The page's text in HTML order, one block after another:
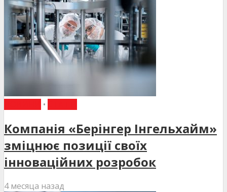
•
Компанія «Берінгер Інгельхайм»
зміцнює позиції своїх
інноваційних розробок
4 месяца назад